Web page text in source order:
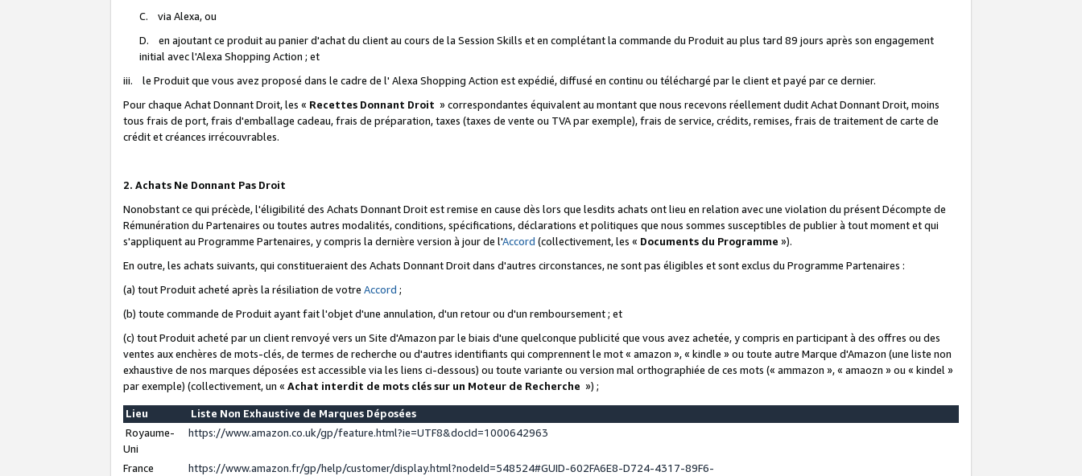
C. via Alexa, ou
D. en ajoutant ce produit au panier d'achat du client au cours de la Session Skills et en complétant la commande du Produit au plus tard 89 jours après son engagement
initial avec l'Alexa Shopping Action ; et
iii. le Produit que vous avez proposé dans le cadre de l' Alexa Shopping Action est expédié, diffusé en continu ou téléchargé par le client et payé par ce dernier.
Pour chaque Achat Donnant Droit, les « Recettes Donnant Droit » correspondantes équivalent au montant que nous recevons réellement dudit Achat Donnant Droit, moins
tous frais de port, frais d'emballage cadeau, frais de préparation, taxes (taxes de vente ou TVA par exemple), frais de service, crédits, remises, frais de traitement de carte de
crédit et créances irrécouvrables.
2. Achats Ne Donnant Pas Droit
Nonobstant ce qui précède, l'éligibilité des Achats Donnant Droit est remise en cause dès lors que lesdits achats ont lieu en relation avec une violation du présent Décompte de
Rémunération du Partenaires ou toutes autres modalités, conditions, spécifications, déclarations et politiques que nous sommes susceptibles de publier à tout moment et qui
s'appliquent au Programme Partenaires, y compris la dernière version à jour de l'Accord (collectivement, les « Documents du Programme »).
En outre, les achats suivants, qui constitueraient des Achats Donnant Droit dans d'autres circonstances, ne sont pas éligibles et sont exclus du Programme Partenaires :
(a) tout Produit acheté après la résiliation de votre Accord ;
(b) toute commande de Produit ayant fait l'objet d'une annulation, d'un retour ou d'un remboursement ; et
(c) tout Produit acheté par un client renvoyé vers un Site d'Amazon par le biais d'une quelconque publicité que vous avez achetée, y compris en participant à des offres ou des
ventes aux enchères de mots-clés, de termes de recherche ou d'autres identifiants qui comprennent le mot « amazon », « kindle » ou toute autre Marque d'Amazon (une liste non
exhaustive de nos marques déposées est accessible via les liens ci-dessous) ou toute variante ou version mal orthographiée de ces mots (« ammazon », « amaozn » ou « kindel »
par exemple) (collectivement, un « Achat interdit de mots clés sur un Moteur de Recherche ») ;
Lieu
Liste Non Exhaustive de Marques Déposées
Royaume-
Uni
https://www.amazon.co.uk/gp/feature.html?ie=UTF8&docId=1000642963
France
https://www.amazon.fr/gp/help/customer/display.html?nodeId=548524#GUID-602FA6E8-D724-4317-89F6-